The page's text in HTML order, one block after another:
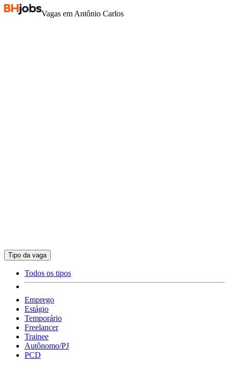
Vagas em Antônio Carlos
Tipo da vaga
Todos os tipos
Emprego
Estágio
Temporário
Freelancer
Trainee
Autônomo/PJ
PCD